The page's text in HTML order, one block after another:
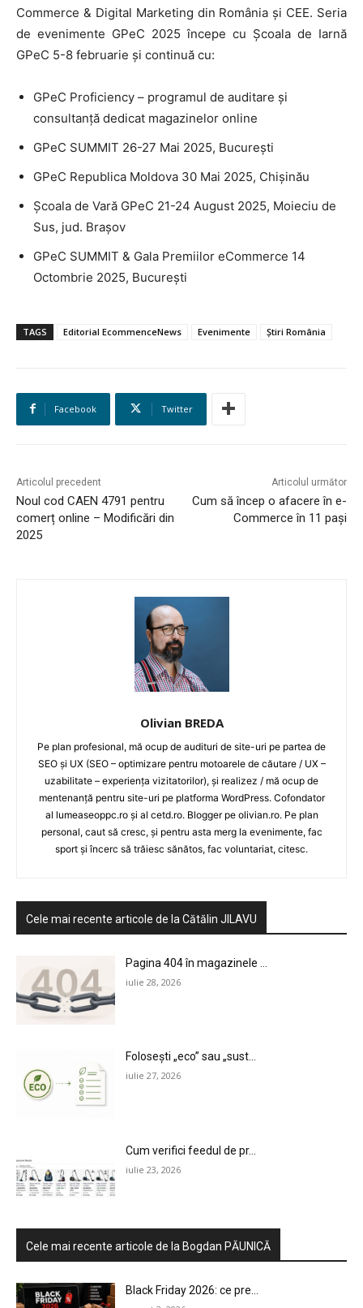
NEWS
EVENIMENTE
MARKETING
Commerce & Digital Marketing din România și CEE. Seria
de evenimente GPeC 2025 începe cu Școala de Iarnă
GPeC 5-8 februarie și continuă cu:
GPeC Proficiency – programul de auditare și
consultanță dedicat magazinelor online
GPeC SUMMIT 26-27 Mai 2025, București
GPeC Republica Moldova 30 Mai 2025, Chișinău
Școala de Vară GPeC 21-24 August 2025, Moieciu de
Sus, jud. Brașov
GPeC SUMMIT & Gala Premiilor eCommerce 14
Octombrie 2025, București
TAGS Editorial EcommenceNews Evenimente Știri România
Facebook Twitter
Articolul precedent
Noul cod CAEN 4791 pentru
comerț online – Modificări din
2025
Articolul următor
Cum să încep o afacere în e-
Commerce în 11 pași
Olivian BREDA
Pe plan profesional, mă ocup de audituri de site-uri pe partea de
SEO și UX (SEO – optimizare pentru motoarele de căutare / UX –
uzabilitate – experiența vizitatorilor), și realizez / mă ocup de
mentenanță pentru site-uri pe platforma WordPress. Cofondator
al lumeaseoppc.ro și al cetd.ro. Blogger pe olivian.ro. Pe plan
personal, caut să cresc, și pentru asta merg la evenimente, fac
sport și încerc să trăiesc sănătos, fac voluntariat, citesc.
Cele mai recente articole de la Cătălin JILAVU
Pagina 404 în magazinele ...
iulie 28, 2026
Folosești „eco” sau „sust...
iulie 27, 2026
Cum verifici feedul de pr...
iulie 23, 2026
Cele mai recente articole de la Bogdan PĂUNICĂ
Black Friday 2026: ce pre...